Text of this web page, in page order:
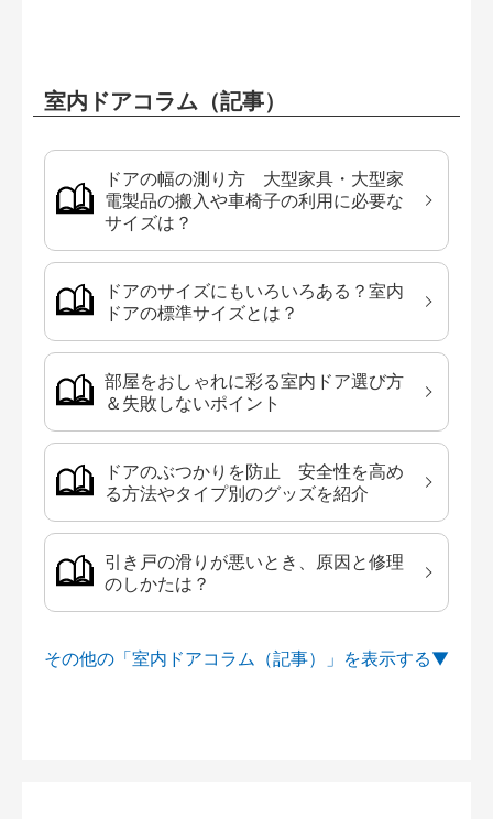
室内ドアコラム（記事）
ドアの幅の測り方 大型家具・大型家
電製品の搬入や車椅子の利用に必要な
サイズは？
ドアのサイズにもいろいろある？室内
ドアの標準サイズとは？
部屋をおしゃれに彩る室内ドア選び方
＆失敗しないポイント
ドアのぶつかりを防止 安全性を高め
る方法やタイプ別のグッズを紹介
引き戸の滑りが悪いとき、原因と修理
のしかたは？
その他の「室内ドアコラム（記事）」を